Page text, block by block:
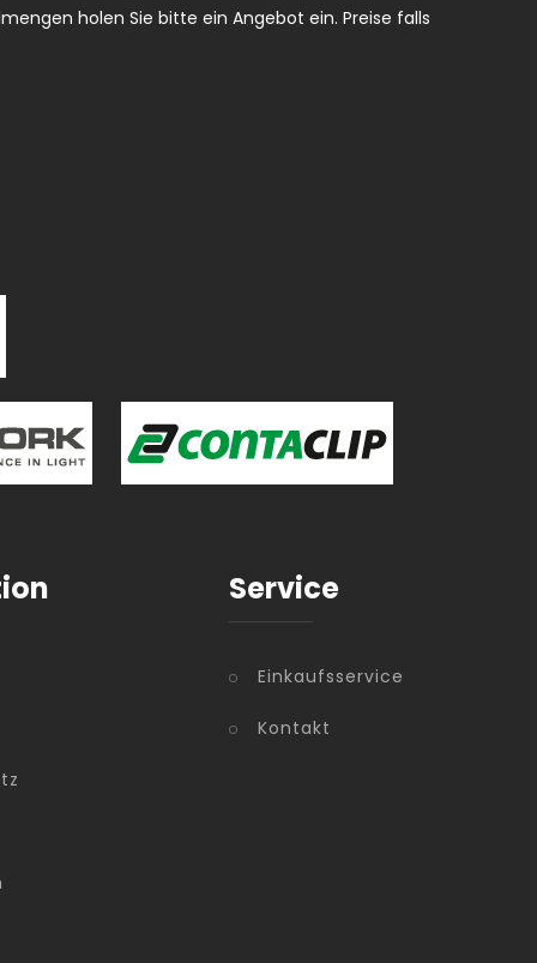
holen Sie bitte ein Angebot ein. Preise falls
Service
Einkaufsservice
Kontakt